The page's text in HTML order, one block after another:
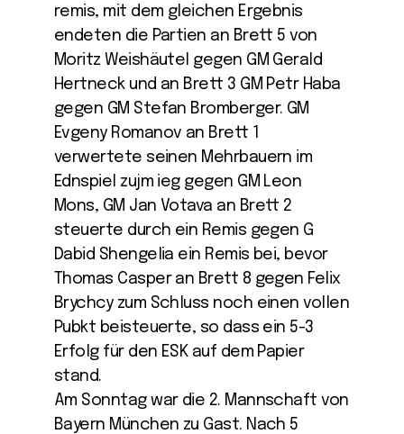
remis, mit dem gleichen Ergebnis
endeten die Partien an Brett 5 von
Moritz Weishäutel gegen GM Gerald
Hertneck und an Brett 3 GM Petr Haba
gegen GM Stefan Bromberger. GM
Evgeny Romanov an Brett 1
verwertete seinen Mehrbauern im
Ednspiel zujm ieg gegen GM Leon
Mons, GM Jan Votava an Brett 2
steuerte durch ein Remis gegen G
Dabid Shengelia ein Remis bei, bevor
Thomas Casper an Brett 8 gegen Felix
Brychcy zum Schluss noch einen vollen
Pubkt beisteuerte, so dass ein 5-3
Erfolg für den ESK auf dem Papier
stand.
Am Sonntag war die 2. Mannschaft von
Bayern München zu Gast. Nach 5